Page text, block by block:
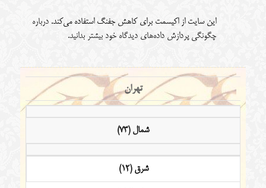
این سایت از اکیسمت برای کاهش جفنگ استفاده می‌کند. درباره
چگونگی پردازش داده‌های دیدگاه خود بیشتر بدانید.
تهران
شمال (73)
شرق (12)